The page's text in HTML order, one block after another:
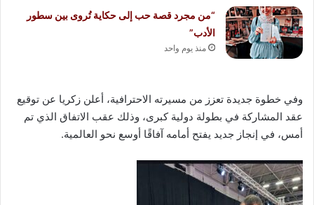
“من مجرد قصة حب إلى حكاية تُروى بين سطور
الأدب”
منذ يوم واحد
وفي خطوة جديدة تعزز من مسيرته الاحترافية، أعلن زكريا عن توقيع
عقد المشاركة في بطولة دولية كبرى، وذلك عقب الاتفاق الذي تم
أمس، في إنجاز جديد يفتح أمامه آفاقًا أوسع نحو العالمية.